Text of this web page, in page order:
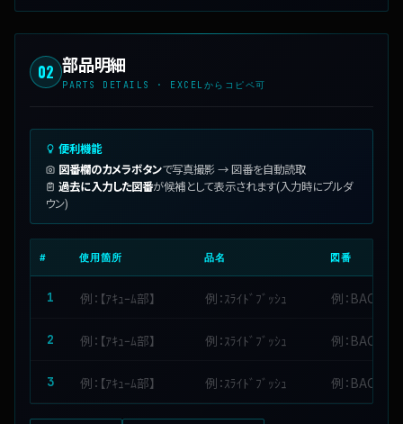
02 部品明細
PARTS DETAILS · EXCELからコピペ可
便利機能
図番欄のカメラボタンで写真撮影 → 図番を自動読取
過去に入力した図番が候補として表示されます(入力時にプルダ
ウン)
# 使用箇所 品名 図番
1
2
3